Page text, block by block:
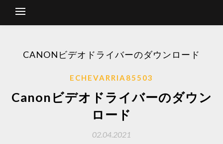
CANONビデオドライバーのダウンロード
ECHEVARRIA85503
Canonビデオドライバーのダウン
ロード
02.04.2021